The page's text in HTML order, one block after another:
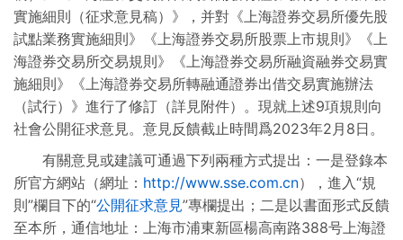
實施細則（征求意見稿）》，并對《上海證券交易所優先股
試點業務實施細則》《上海證券交易所股票上市規則》《上
海證券交易所交易規則》《上海證券交易所融資融券交易實
施細則》《上海證券交易所轉融通證券出借交易實施辦法
（試行）》進行了修訂（詳見附件）。現就上述9項規則向
社會公開征求意見。意見反饋截止時間爲2023年2月8日。
有關意見或建議可通過下列兩種方式提出：一是登錄本
所官方網站（網址： http://www.sse.com.cn），進入“規
則”欄目下的“公開征求意見”專欄提出；二是以書面形式反饋
至本所，通信地址：上海市浦東新區楊高南路388号上海證